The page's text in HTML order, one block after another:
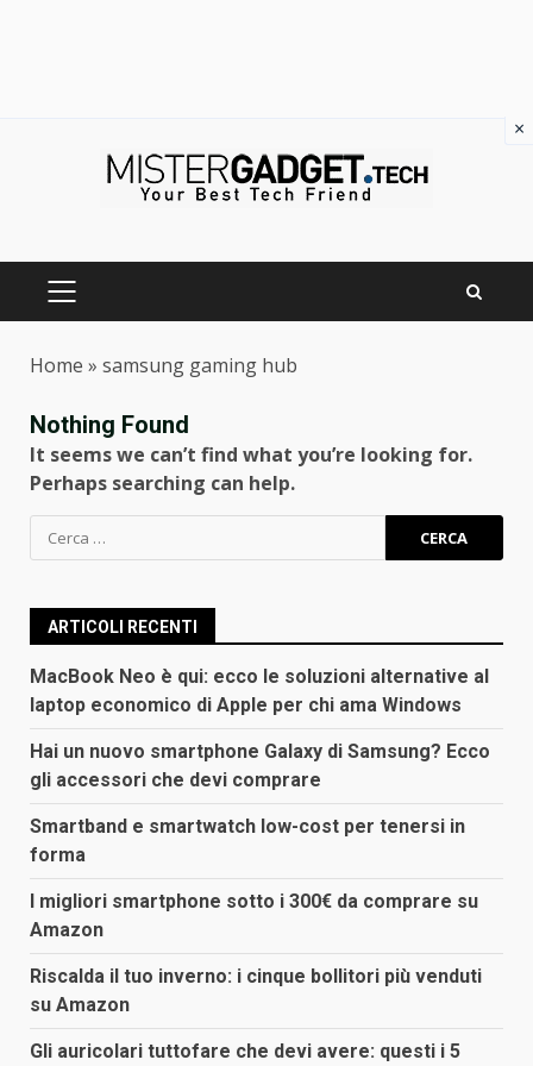
PRIMARY
Home » samsung gaming hub
Nothing Found
It seems we can’t find what you’re looking for.
Perhaps searching can help.
Ricerca
per:
ARTICOLI RECENTI
MacBook Neo è qui: ecco le soluzioni alternative al
laptop economico di Apple per chi ama Windows
Hai un nuovo smartphone Galaxy di Samsung? Ecco
gli accessori che devi comprare
Smartband e smartwatch low-cost per tenersi in
forma
I migliori smartphone sotto i 300€ da comprare su
Amazon
Riscalda il tuo inverno: i cinque bollitori più venduti
su Amazon
Gli auricolari tuttofare che devi avere: questi i 5
×